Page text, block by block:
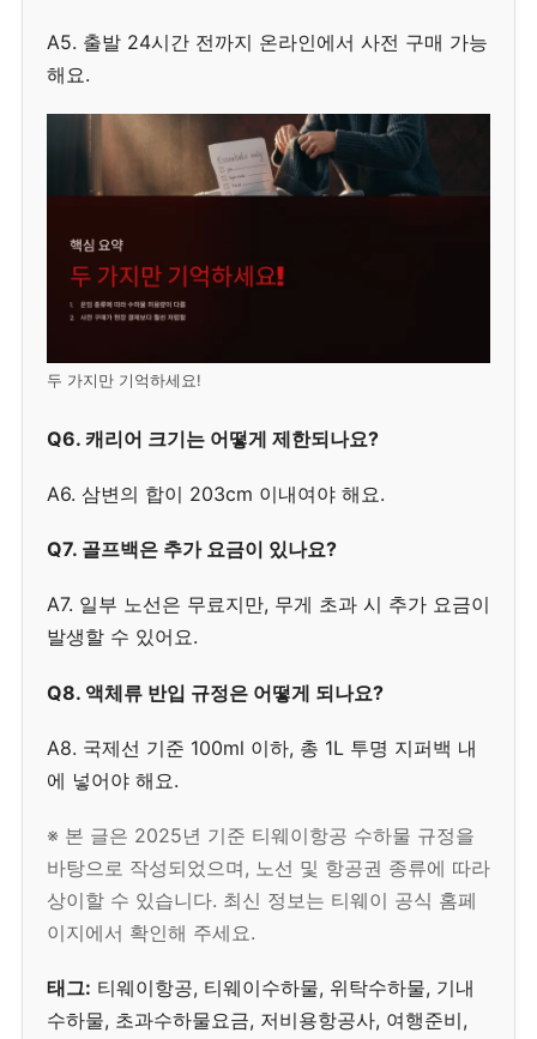
A5. 출발 24시간 전까지 온라인에서 사전 구매 가능
해요.
두 가지만 기억하세요!
Q6. 캐리어 크기는 어떻게 제한되나요?
A6. 삼변의 합이 203cm 이내여야 해요.
Q7. 골프백은 추가 요금이 있나요?
A7. 일부 노선은 무료지만, 무게 초과 시 추가 요금이
발생할 수 있어요.
Q8. 액체류 반입 규정은 어떻게 되나요?
A8. 국제선 기준 100ml 이하, 총 1L 투명 지퍼백 내
에 넣어야 해요.
※ 본 글은 2025년 기준 티웨이항공 수하물 규정을
바탕으로 작성되었으며, 노선 및 항공권 종류에 따라
상이할 수 있습니다. 최신 정보는 티웨이 공식 홈페
이지에서 확인해 주세요.
태그: 티웨이항공, 티웨이수하물, 위탁수하물, 기내
수하물, 초과수하물요금, 저비용항공사, 여행준비,